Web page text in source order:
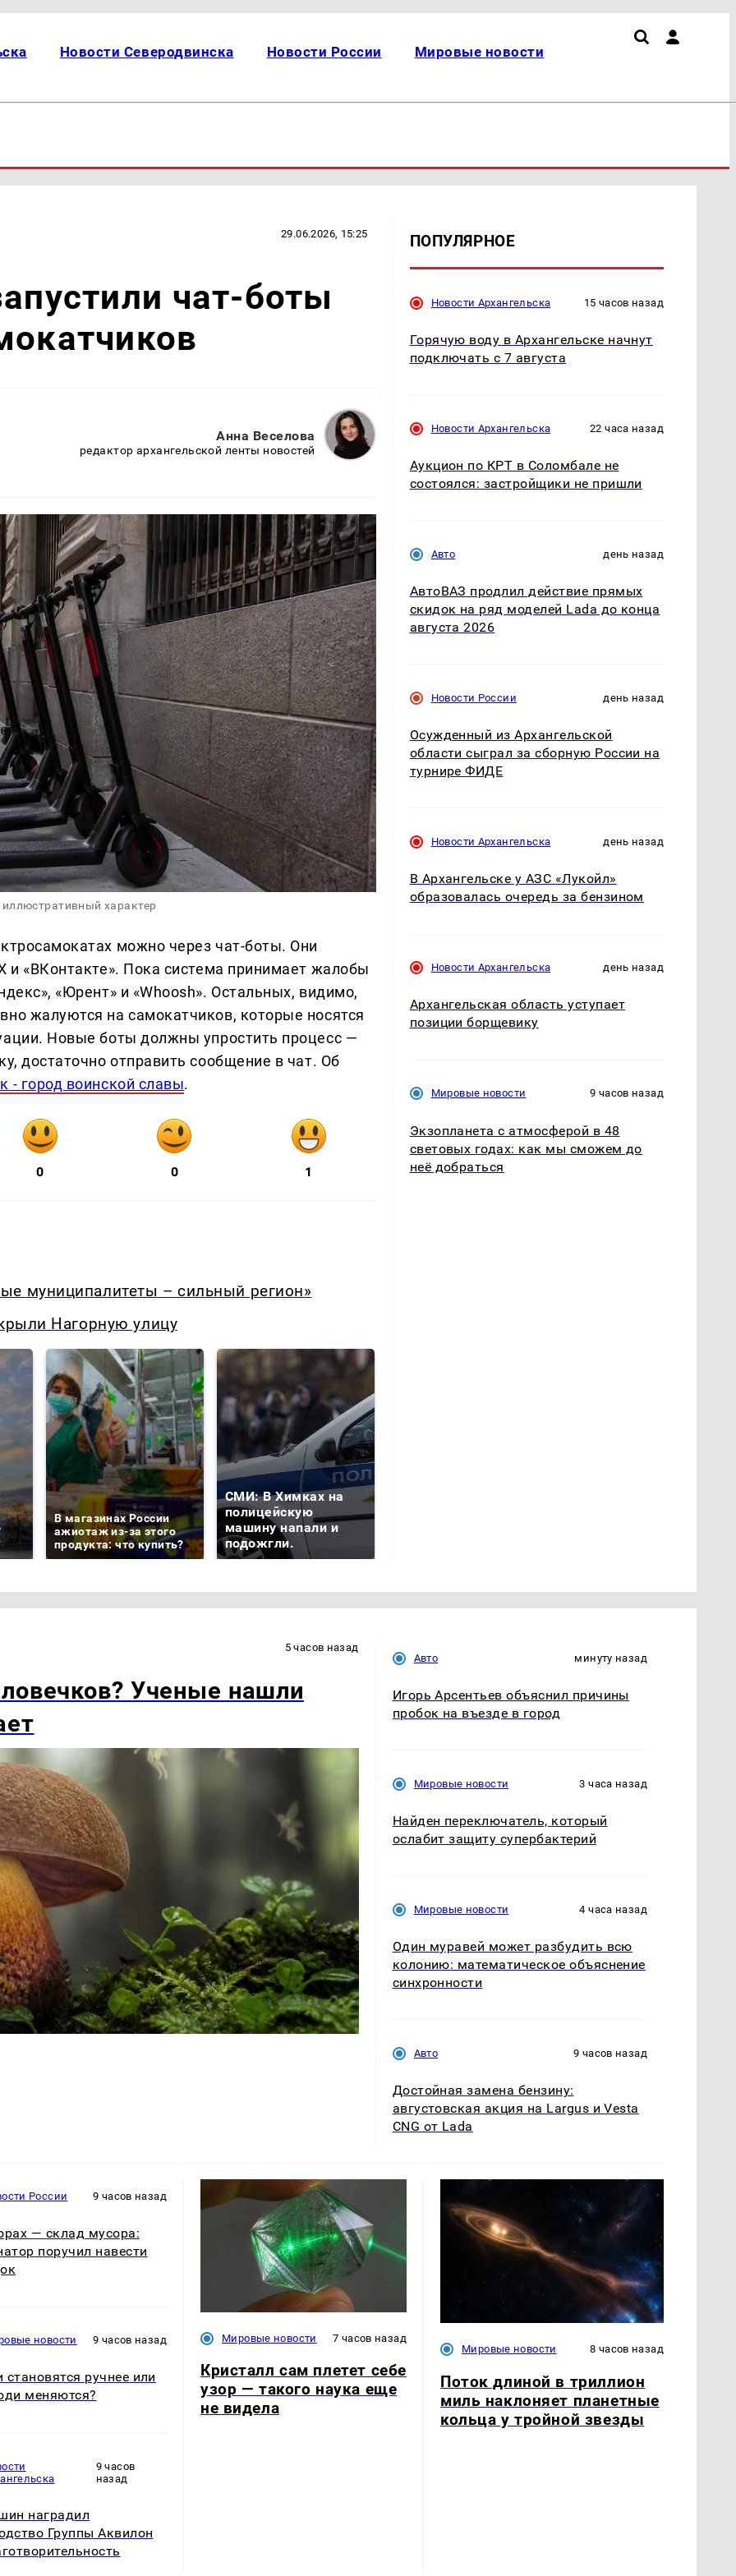
Новости Северодвинска Новости России Мировые новости
29.06.2026, 15:25
чат-боты
Анна Веселова
редактор архангельской ленты новостей
характер
можно через чат-боты. Они
и «ВКонтакте». Пока система принимает жалобы
«Юрент» и «Whoosh». Остальных, видимо,
жалуются на самокатчиков, которые носятся
Новые боты должны упростить процесс —
достаточно отправить сообщение в чат. Об
- город воинской славы.
0 0 1
муниципалитеты – сильный регион»
Нагорную улицу
В магазинах России
ажиотаж из-за этого
продукта: что купить?
СМИ: В Химках на
полицейскую
машину напали и
подожгли.
ПОПУЛЯРНОЕ
Новости Архангельска 15 часов назад
Горячую воду в Архангельске начнут
подключать с 7 августа
Новости Архангельска 22 часа назад
Аукцион по КРТ в Соломбале не
состоялся: застройщики не пришли
Авто день назад
АвтоВАЗ продлил действие прямых
скидок на ряд моделей Lada до конца
августа 2026
Новости России день назад
Осужденный из Архангельской
области сыграл за сборную России на
турнире ФИДЕ
Новости Архангельска день назад
В Архангельске у АЗС «Лукойл»
образовалась очередь за бензином
Новости Архангельска день назад
Архангельская область уступает
позиции борщевику
Мировые новости 9 часов назад
Экзопланета с атмосферой в 48
световых годах: как мы сможем до
неё добраться
5 часов назад
Ученые нашли
Авто минуту назад
Игорь Арсентьев объяснил причины
пробок на въезде в город
Мировые новости 3 часа назад
Найден переключатель, который
ослабит защиту супербактерий
Мировые новости 4 часа назад
Один муравей может разбудить всю
колонию: математическое объяснение
синхронности
Авто 9 часов назад
Достойная замена бензину:
августовская акция на Largus и Vesta
CNG от Lada
России 9 часов назад
— склад мусора:
поручил навести
новости 9 часов назад
ручнее или
меняются?
9 часов
назад
наградил
Группы Аквилон
Мировые новости 7 часов назад
Кристалл сам плетет себе
узор — такого наука еще
не видела
Мировые новости 8 часов назад
Поток длиной в триллион
миль наклоняет планетные
кольца у тройной звезды